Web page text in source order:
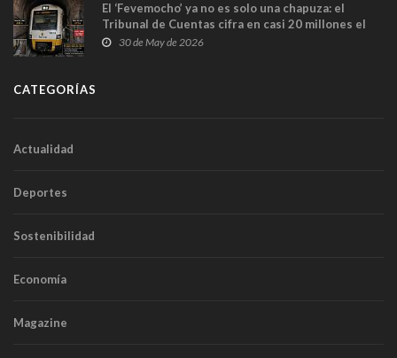
El ‘Fevemocho’ ya no es solo una chapuza: el
Tribunal de Cuentas cifra en casi 20 millones el
sobrecoste de los trenes que no cabían por los
30 de May de 2026
CATEGORÍAS
Actualidad
Deportes
Sostenibilidad
Economía
Magazine